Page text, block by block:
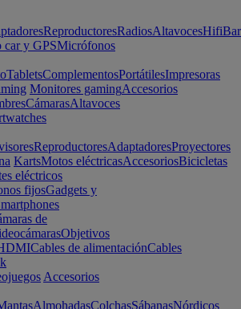
ReproductoresRadiosAltavocesHifi
car y GPSMicrófonos
TabletsComplementosPortátilesImpresoras
Monitores gamingAccesorios
CámarasAltavoces
ReproductoresAdaptadoresProyectores
KartsMotos eléctricasAccesoriosBicicletas
eléctricos
fijosGadgets y
de
Objetivos
Cables de alimentaciónCables
Accesorios
AlmohadasColchasSábanasNórdicos